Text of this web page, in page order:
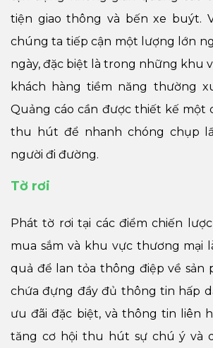
tiện giao thông và bến xe buýt.
chúng ta tiếp cận một lượng lớn
ngày, đặc biệt là trong những khu
khách hàng tiềm năng thường
Quảng cáo cần được thiết kế một
thu hút để nhanh chóng chụp
người đi đường.
Tờ rơi
Phát tờ rơi tại các điểm chiến
mua sắm và khu vực thương mại
quả để lan tỏa thông điệp về sản
chứa đựng đầy đủ thông tin hấp
ưu đãi đặc biệt, và thông tin liên
tăng cơ hội thu hút sự chú ý và